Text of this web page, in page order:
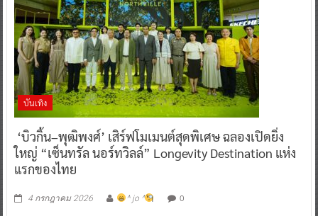
บันเทิง
‘บิวกิ้น–พุฒิพงศ์’ เสิร์ฟโมเมนต์สุดพิเศษ ฉลองเปิดยิ่ง
ใหญ่ “เซ็นทรัล นอร์ทวิลล์” Longevity Destination แห่ง
แรกของไทย
4 กรกฎาคม 2026 ^ jo ^ 0